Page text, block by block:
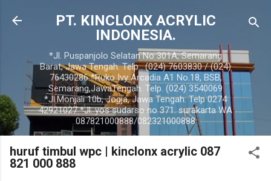
Langsung ke konten utama
PT. KINCLONX ACRYLIC
INDONESIA.
*Jl. Puspanjolo Selatan No 301A, Semarang
Barat, Jawa Tengah. Telp . (024) 7603830 / (024)
76430286 *Ruko Ivy Arcadia A1 No.18, BSB,
Semarang,JawaTengah. Telp. (024) 3540069
*Jl.Monjali 10b, Jogja, Jawa Tengah. Telp 0274
42921027 *Jl. yos sudarso no 371. surakarta WA
087821000888/082321000888
huruf timbul wpc | kinclonx acrylic 087
821 000 888